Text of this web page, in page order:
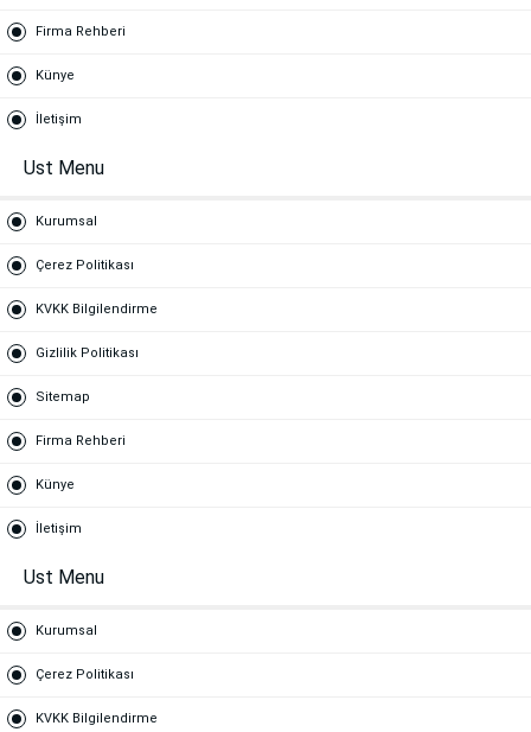
Firma Rehberi
Künye
İletişim
Ust Menu
Kurumsal
Çerez Politikası
KVKK Bilgilendirme
Gizlilik Politikası
Sitemap
Firma Rehberi
Künye
İletişim
Ust Menu
Kurumsal
Çerez Politikası
KVKK Bilgilendirme